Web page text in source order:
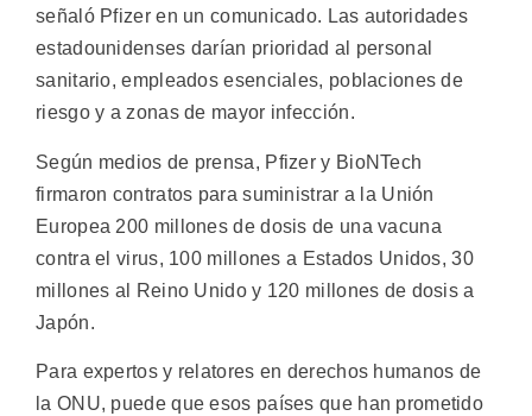
señaló Pfizer en un comunicado. Las autoridades
estadounidenses darían prioridad al personal
sanitario, empleados esenciales, poblaciones de
riesgo y a zonas de mayor infección.
Según medios de prensa, Pfizer y BioNTech
firmaron contratos para suministrar a la Unión
Europea 200 millones de dosis de una vacuna
contra el virus, 100 millones a Estados Unidos, 30
millones al Reino Unido y 120 millones de dosis a
Japón.
Para expertos y relatores en derechos humanos de
la ONU, puede que esos países que han prometido